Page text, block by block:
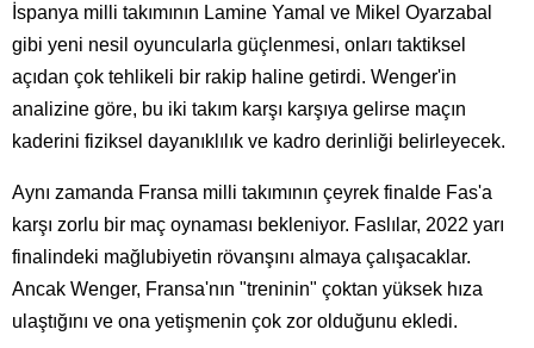
İspanya milli takımının Lamine Yamal ve Mikel Oyarzabal
gibi yeni nesil oyuncularla güçlenmesi, onları taktiksel
açıdan çok tehlikeli bir rakip haline getirdi. Wenger'in
analizine göre, bu iki takım karşı karşıya gelirse maçın
kaderini fiziksel dayanıklılık ve kadro derinliği belirleyecek.
Aynı zamanda Fransa milli takımının çeyrek finalde Fas'a
karşı zorlu bir maç oynaması bekleniyor. Faslılar, 2022 yarı
finalindeki mağlubiyetin rövanşını almaya çalışacaklar.
Ancak Wenger, Fransa'nın "treninin" çoktan yüksek hıza
ulaştığını ve ona yetişmenin çok zor olduğunu ekledi.